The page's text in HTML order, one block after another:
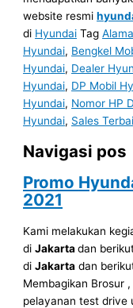
website resmi
di Hyundai Tag
Hyundai, Bengkel
Hyundai, Dealer
Hyundai, DP Mobil
Hyundai, Nomor HP
Hyundai, Sales
Navigasi pos
Promo
2021
Kami melakukan
diJakartadan
diJakarta dan
Membagikan Brosur
pelayanan test drive